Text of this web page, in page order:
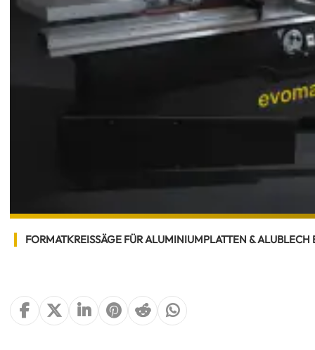
FORMATKREISSÄGE FÜR ALUMINIUMPLATTEN &